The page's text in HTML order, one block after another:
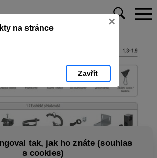
na stránce ×
Zavřít
tak, jak ho znáte (souhlas
s cookies)